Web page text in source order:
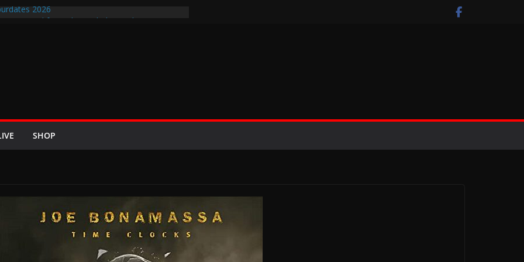
2026
kehrt im Sommer 2026 mit den Nightwish
die europäischen Bühnen
BREEZE 2026 u.a. mit Helloween, In Flames,
und Eisbrecher
mit Britta Görtz / Hiraes: An den Auftritt von
wohl auch noch auf meinem Sterbebett
SHOP